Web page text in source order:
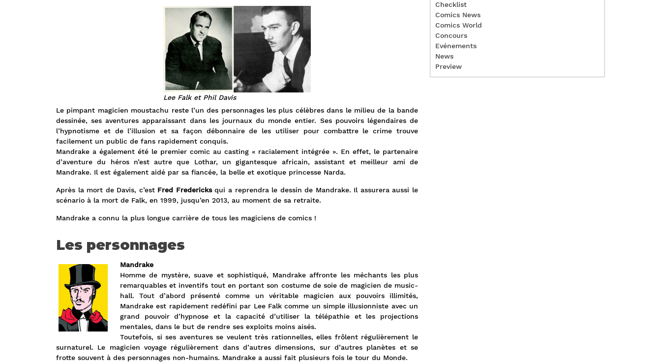
Lee Falk et Phil Davis
Le pimpant magicien moustachu reste l’un des personnages les plus célèbres dans le milieu de la bande
dessinée, ses aventures apparaissant dans les journaux du monde entier. Ses pouvoirs légendaires de
l’hypnotisme et de l’illusion et sa façon débonnaire de les utiliser pour combattre le crime trouve
facilement un public de fans rapidement conquis.
Mandrake a également été le premier comic au casting « racialement intégrée ». En effet, le partenaire
d’aventure du héros n’est autre que Lothar, un gigantesque africain, assistant et meilleur ami de
Mandrake. Il est également aidé par sa fiancée, la belle et exotique princesse Narda.
Après la mort de Davis, c’est Fred Fredericksqui a reprendra le dessin de Mandrake. Il assurera aussi le
scénario à la mort de Falk, en 1999, jusqu’en 2013, au moment de sa retraite.
Mandrake a connu la plus longue carrière de tous les magiciens de comics !
Les personnages
Mandrake
Homme de mystère, suave et sophistiqué, Mandrake affronte les méchants les plus
remarquables et inventifs tout en portant son costume de soie de magicien de music-
hall. Tout d’abord présenté comme un véritable magicien aux pouvoirs illimités,
Mandrake est rapidement redéfini par Lee Falk comme un simple illusionniste avec un
grand pouvoir d’hypnose et la capacité d’utiliser la télépathie et les projections
mentales, dans le but de rendre ses exploits moins aisés.
Toutefois, si ses aventures se veulent très rationnelles, elles frôlent régulièrement le
surnaturel. Le magicien voyage régulièrement dans d’autres dimensions, sur d’autres planètes et se
frotte souvent à des personnages non-humains. Mandrake a aussi fait plusieurs fois le tour du Monde.
Checklist
Comics News
Comics World
Concours
Evénements
News
Preview